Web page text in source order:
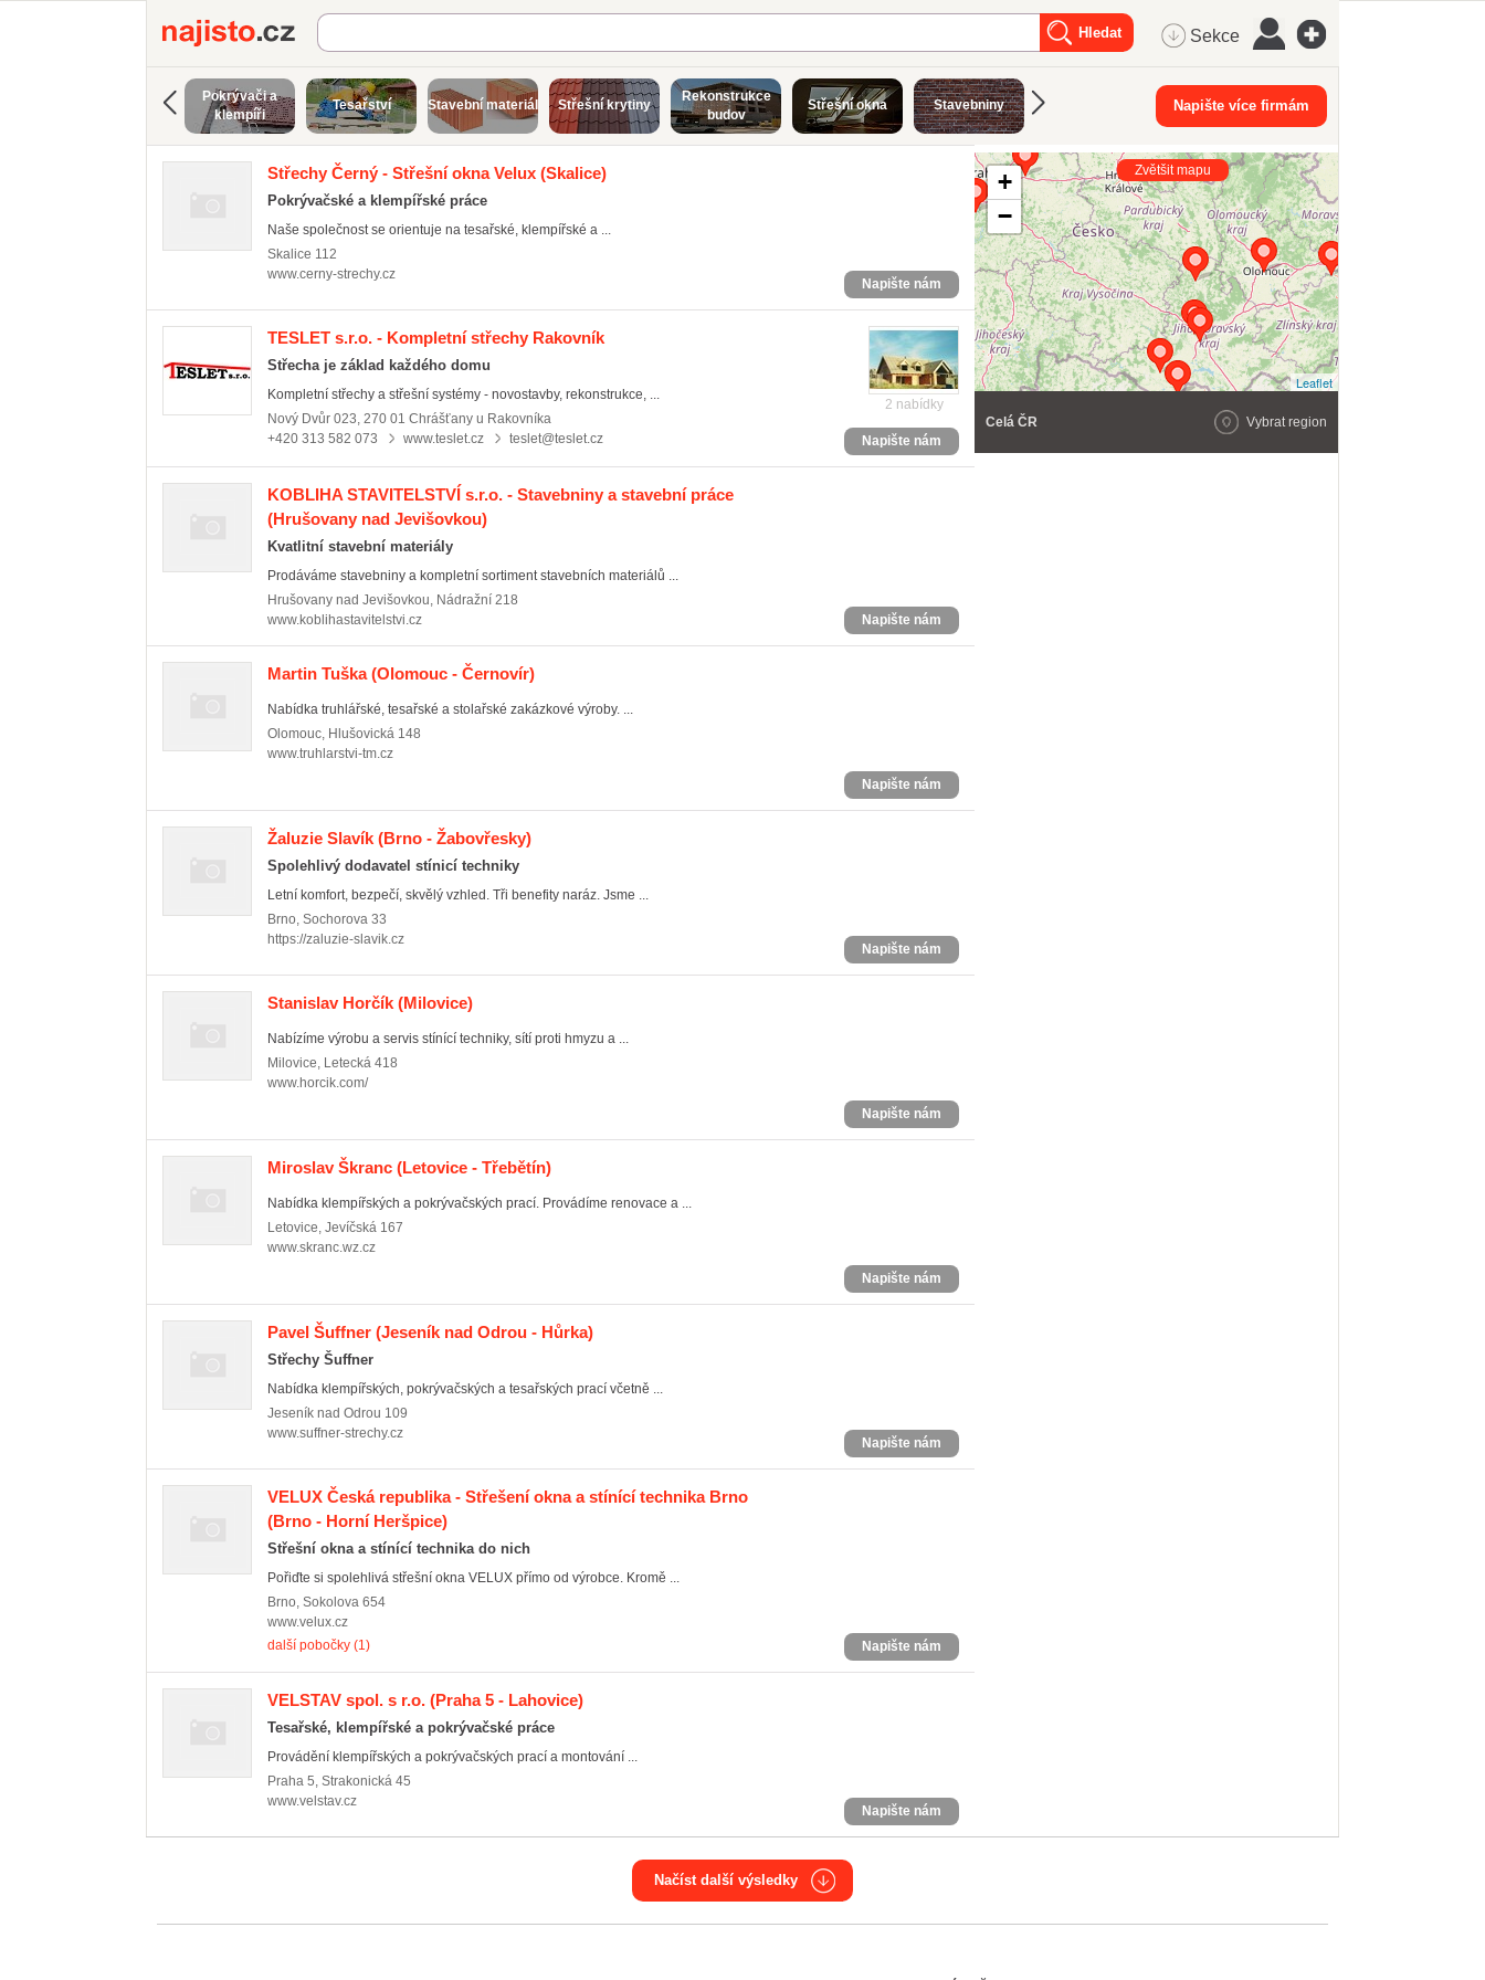
Najisto.cz Sekce
Pokrývači a
klempíři
Tesařství Stavební materiál Střešní krytiny
Rekonstrukce
budov
Střešní okna Stavebniny Žaluzie a rolety
Montáž
sádrokartonů
Izolační práce
Napište více firmám
Střechy Černý - Střešní okna Velux (Skalice)
Pokrývačské a klempířské práce
Naše společnost se orientuje na tesařské, klempířské a ...
Skalice 112
www.cerny-strechy.cz
Napište nám
TESLET s.r.o. - Kompletní střechy Rakovník
Střecha je základ každého domu
Kompletní střechy a střešní systémy - novostavby, rekonstrukce, ...
Nový Dvůr 023, 270 01 Chrášťany u Rakovníka
+420 313 582 073
www.teslet.cz teslet@teslet.cz
2 nabídky
Napište nám
KOBLIHA STAVITELSTVÍ s.r.o. - Stavebniny a stavební práce
(Hrušovany nad Jevišovkou)
Kvatlitní stavební materiály
Prodáváme stavebniny a kompletní sortiment stavebních materiálů ...
Hrušovany nad Jevišovkou, Nádražní 218
www.koblihastavitelstvi.cz
Napište nám
Martin Tuška(Olomouc - Černovír)
Nabídka truhlářské, tesařské a stolařské zakázkové výroby. ...
Olomouc, Hlušovická 148
www.truhlarstvi-tm.cz
Napište nám
Žaluzie Slavík (Brno - Žabovřesky)
Spolehlivý dodavatel stínicí techniky
Letní komfort, bezpečí, skvělý vzhled. Tři benefity naráz. Jsme ...
Brno, Sochorova 33
https://zaluzie-slavik.cz
Napište nám
Stanislav Horčík (Milovice)
Nabízíme výrobu a servis stínící techniky, sítí proti hmyzu a ...
Milovice, Letecká 418
www.horcik.com/
Napište nám
Miroslav Škranc (Letovice - Třebětín)
Nabídka klempířských a pokrývačských prací. Provádíme renovace a ...
Letovice, Jevíčská 167
www.skranc.wz.cz
Napište nám
Pavel Šuffner (Jeseník nad Odrou - Hůrka)
Střechy Šuffner
Nabídka klempířských, pokrývačských a tesařských prací včetně ...
Jeseník nad Odrou 109
www.suffner-strechy.cz
Napište nám
VELUX Česká republika - Střešení okna a stínící technika Brno
(Brno - Horní Heršpice)
Střešní okna a stínící technika do nich
Pořiďte si spolehlivá střešní okna VELUX přímo od výrobce. Kromě ...
Brno, Sokolova 654
www.velux.cz
další pobočky (1)
Napište nám
VELSTAV spol. s r.o. (Praha 5 - Lahovice)
Tesařské, klempířské a pokrývačské práce
Provádění klempířských a pokrývačských prací a montování ...
Praha 5, Strakonická 45
www.velstav.cz
Napište nám
+
−
Leaflet
Zvětšit mapu
Celá ČR Vybrat region
Načíst další výsledky